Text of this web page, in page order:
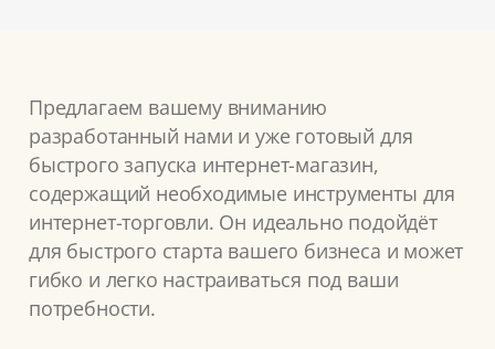
Предлагаем вашему вниманию
разработанный нами и уже готовый для
быстрого запуска интернет-магазин,
содержащий необходимые инструменты для
интернет-торговли. Он идеально подойдёт
для быстрого старта вашего бизнеса и может
гибко и легко настраиваться под ваши
потребности.